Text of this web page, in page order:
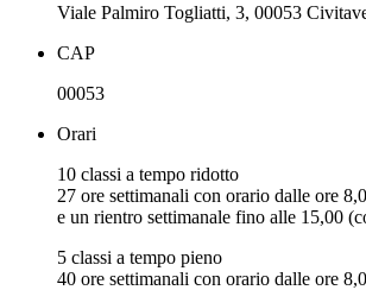
Viale Palmiro Togliatti, 3, 00053
CAP
00053
Orari
10 classi a tempo ridotto
27 ore settimanali con orario dalle ore
e un rientro settimanale fino alle 15,00
5 classi a tempo pieno
40 ore settimanali con orario dalle ore